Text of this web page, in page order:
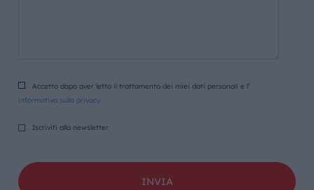
Accetto dopo aver letto il trattamento dei miei dati personali e l’
informativa sulla privacy
Iscriviti alla newsletter